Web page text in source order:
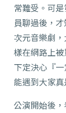
常難受。可
員聊過後，
次元音樂劇
樣在網路上
下定決心『
能遇到大家真
公演開始後